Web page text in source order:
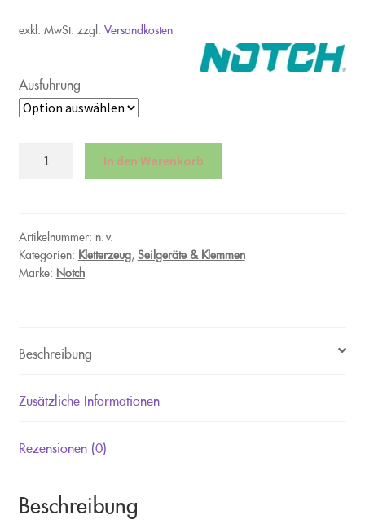
exkl. MwSt.zzgl.Versandkosten
Ausführung
Notch
Rope
"Friction
Body
&
In den Warenkorb
Artikelnummer:n. v.
Kategorien:Kletterzeug,Seilgeräte & Klemmen
Marke:Notch
Beschreibung
Zusätzliche Informationen
Rezensionen (0)
Beschreibung